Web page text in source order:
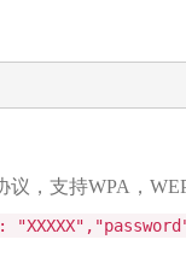
，支持WPA，